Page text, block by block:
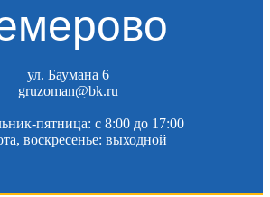
ул. Баумана 6
gruzoman@bk.ru
пятница: c 8:00 до 17:00
воскресенье: выходной